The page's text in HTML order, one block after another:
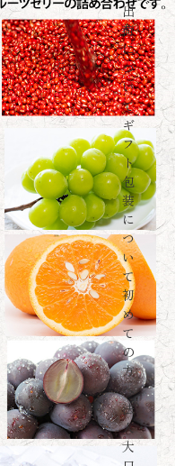
出
荷
に
つ
い
て
ギ
フ
ト
包
装
に
つ
い
て
初
め
て
の
方
へ
法
人・
大